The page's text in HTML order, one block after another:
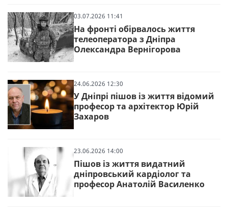
03.07.2026 11:41
На фронті обірвалось життя
телеоператора з Дніпра
Олександра Вернігорова
24.06.2026 12:30
У Дніпрі пішов із життя відомий
професор та архітектор Юрій
Захаров
23.06.2026 14:00
Пішов із життя видатний
дніпровський кардіолог та
професор Анатолій Василенко